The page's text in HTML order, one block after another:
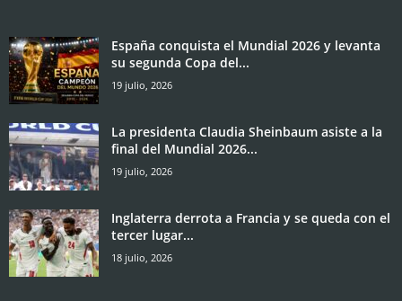
España conquista el Mundial 2026 y levanta
su segunda Copa del...
19 julio, 2026
La presidenta Claudia Sheinbaum asiste a la
final del Mundial 2026...
19 julio, 2026
Inglaterra derrota a Francia y se queda con el
tercer lugar...
18 julio, 2026